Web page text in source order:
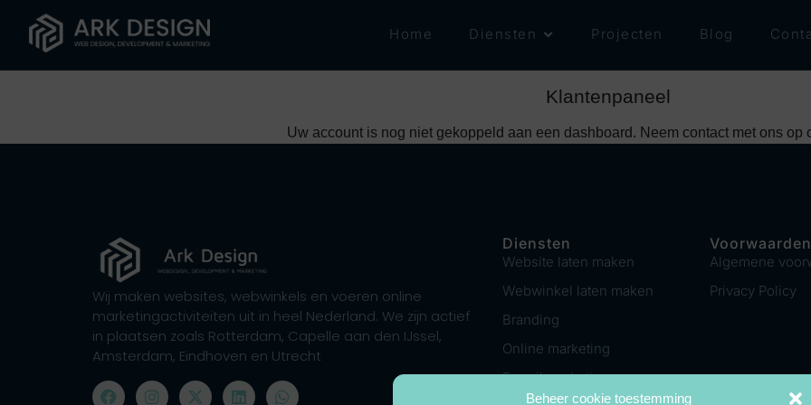
Beheer cookie toestemming
Home Diensten Projecten Blog
Klantenpaneel
Uw account is nog niet gekoppeld aan een dashboard. Neem contact met ons op
Wij maken websites, webwinkels en voeren online
marketingactiviteiten uit in heel Nederland. We zijn actief
in plaatsen zoals Rotterdam, Capelle aan den IJssel,
Amsterdam, Eindhoven en Utrecht
Diensten
Website laten maken
Webwinkel laten maken
Branding
Online marketing
E-mail marketing
Voorwaarden
Algemene
Privacy Policy